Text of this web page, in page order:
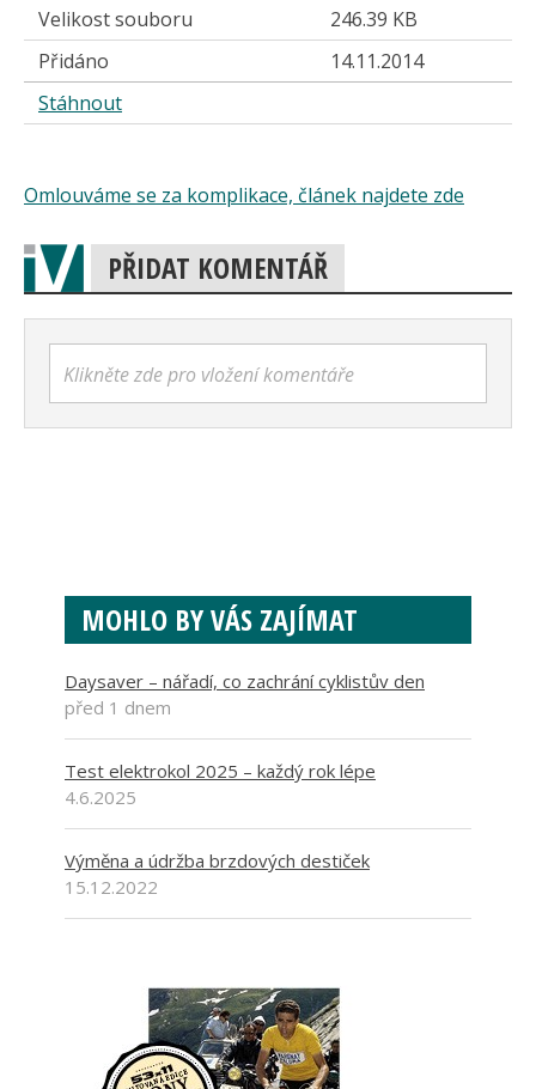
Velikost souboru
246.39 KB
Přidáno
14.11.2014
Stáhnout
Omlouváme se za komplikace, článek najdete zde
PŘIDAT KOMENTÁŘ
Klikněte zde pro vložení komentáře
MOHLO BY VÁS ZAJÍMAT
Daysaver – nářadí, co zachrání cyklistův den
před 1 dnem
Test elektrokol 2025 – každý rok lépe
4.6.2025
Výměna a údržba brzdových destiček
15.12.2022